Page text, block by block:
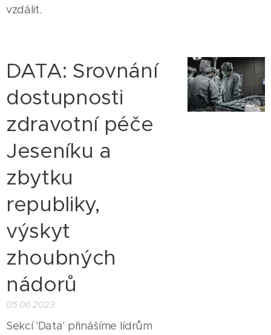
vzdálit.
DATA: Srovnání
dostupnosti
zdravotní péče
Jeseníku a
zbytku
republiky,
výskyt
zhoubných
nádorů
05.06.2023
Sekcí 'Data' přinášíme lídrům